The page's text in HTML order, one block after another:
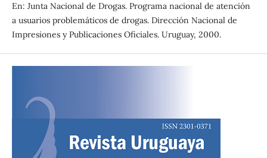
En: Junta Nacional de Drogas. Programa nacional de atención
a usuarios problemáticos de drogas. Dirección Nacional de
Impresiones y Publicaciones Oficiales. Uruguay, 2000.